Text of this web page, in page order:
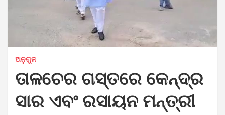
ଅନୁଗୁଳ
ତାଳଚେର ଗସ୍ତରେ କେନ୍ଦ୍ର
ସାର ଏବଂ ରସାୟନ ମନ୍ତ୍ରୀ